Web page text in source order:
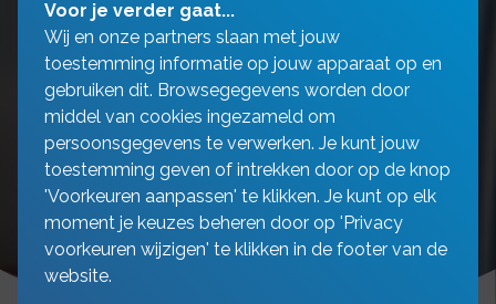
Voor je verder gaat...
Wij en onze partners slaan met jouw
toestemming informatie op jouw apparaat op en
gebruiken dit. Browsegegevens worden door
middel van cookies ingezameld om
persoonsgegevens te verwerken. Je kunt jouw
toestemming geven of intrekken door op de knop
'Voorkeuren aanpassen' te klikken. Je kunt op elk
moment je keuzes beheren door op 'Privacy
voorkeuren wijzigen' te klikken in de footer van de
website.